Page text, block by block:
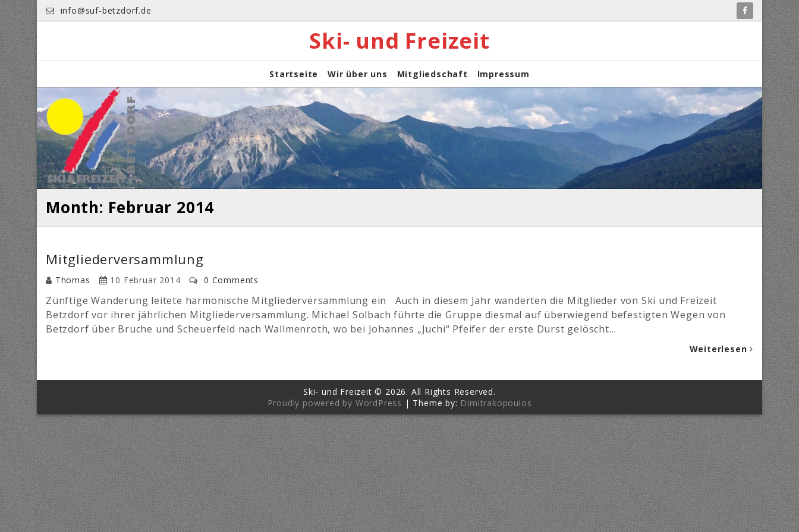
Skip
to
content
info@suf-betzdorf.de
Ski- und Freizeit
Startseite Wir über uns Mitgliedschaft Impressum
Month: Februar 2014
Mitgliederversammlung
Thomas 10 Februar 2014 0 Comments
Zünftige Wanderung leitete harmonische Mitgliederversammlung ein Auch in diesem Jahr wanderten die Mitglieder von Ski und Freizeit
Betzdorf vor ihrer jährlichen Mitgliederversammlung. Michael Solbach führte die Gruppe diesmal auf überwiegend befestigten Wegen von
Betzdorf über Bruche und Scheuerfeld nach Wallmenroth, wo bei Johannes „Juchi“ Pfeifer der erste Durst gelöscht…
Weiterlesen
Ski- und Freizeit © 2026. All Rights Reserved.
Proudly powered by WordPress | Theme by: Dimitrakopoulos